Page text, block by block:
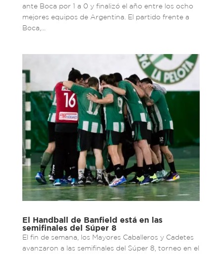
ante Boca por 1 a 0 y finalizó el año entre los ocho
mejores equipos de Argentina. El partido frente a
Boca,...
El Handball de Banfield está en las
semifinales del Súper 8
El fin de semana, los Mayores Caballeros y Cadetes
avanzaron a las semifinales del Súper 8, torneo en el